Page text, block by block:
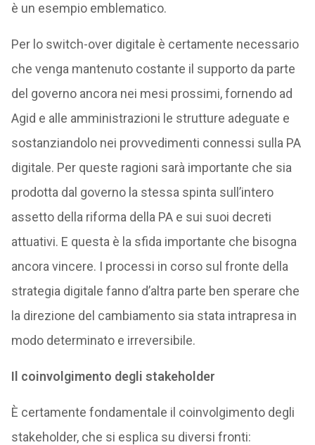
è un esempio emblematico.
Per lo switch-over digitale è certamente necessario
che venga mantenuto costante il supporto da parte
del governo ancora nei mesi prossimi, fornendo ad
Agid e alle amministrazioni le strutture adeguate e
sostanziandolo nei provvedimenti connessi sulla PA
digitale. Per queste ragioni sarà importante che sia
prodotta dal governo la stessa spinta sull’intero
assetto della riforma della PA e sui suoi decreti
attuativi. E questa è la sfida importante che bisogna
ancora vincere. I processi in corso sul fronte della
strategia digitale fanno d’altra parte ben sperare che
la direzione del cambiamento sia stata intrapresa in
modo determinato e irreversibile.
Il coinvolgimento degli stakeholder
È certamente fondamentale il coinvolgimento degli
stakeholder, che si esplica su diversi fronti: